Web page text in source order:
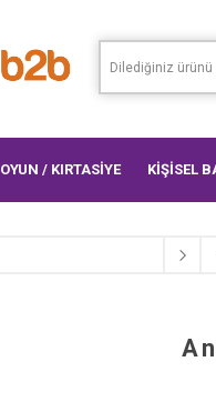
OYUN / KIRTASİYE KİŞİSEL